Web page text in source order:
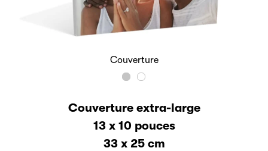
Couverture
Couverture extra-large
13 x 10 pouces
33 x 25 cm